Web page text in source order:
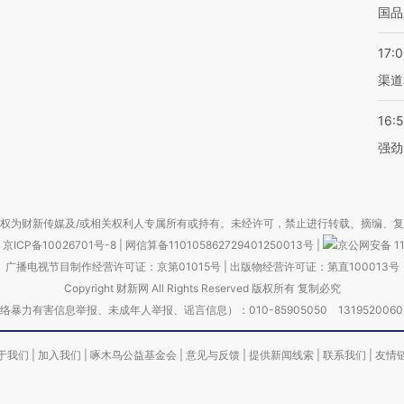
国
渠
强
为财新传媒及/或相关权利人专属所有或持有。未经许可，禁止进行转载、摘编、
京ICP备10026701号-8
网信算备110105862729401250013号
京公网安备
广播电视节目制作经营许可证：京第01015号| 出版物经营许可证：第直100013号
Copyright 财新网 All Rights Reserved 版权所有 复制必究
暴力有害信息举报、未成年人举报、谣言信息）：010-85905050
我们 加入我们 啄木鸟公益基金会 意见与反馈 提供新闻线索 联系我们 友情